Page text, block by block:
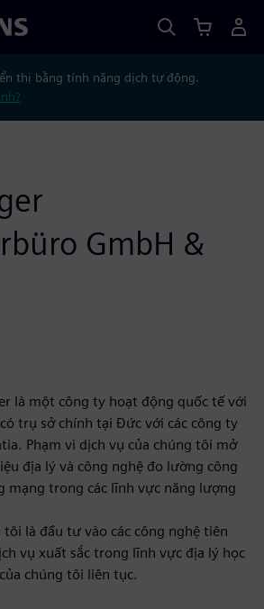
thị bằng tính năng dịch tự động.
GmbH &
là một công ty hoạt động quốc tế với
trụ sở chính tại Đức với các công ty
Phạm vi dịch vụ của chúng tôi mở
địa lý và công nghệ đo lường công
mạng trong các lĩnh vực năng lượng
tôi là đầu tư vào các công nghệ tiên
vụ xuất sắc trong lĩnh vực địa lý học
chúng tôi liên tục.